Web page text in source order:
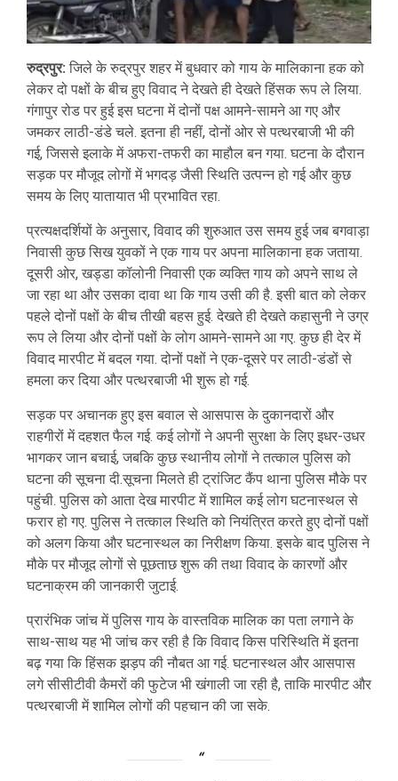
रुद्रपुर: जिले के रुद्रपुर शहर में बुधवार को गाय के मालिकाना हक को
लेकर दो पक्षों के बीच हुए विवाद ने देखते ही देखते हिंसक रूप ले लिया.
गंगापुर रोड पर हुई इस घटना में दोनों पक्ष आमने-सामने आ गए और
जमकर लाठी-डंडे चले. इतना ही नहीं, दोनों ओर से पत्थरबाजी भी की
गई, जिससे इलाके में अफरा-तफरी का माहौल बन गया. घटना के दौरान
सड़क पर मौजूद लोगों में भगदड़ जैसी स्थिति उत्पन्न हो गई और कुछ
समय के लिए यातायात भी प्रभावित रहा.
प्रत्यक्षदर्शियों के अनुसार, विवाद की शुरुआत उस समय हुई जब बगवाड़ा
निवासी कुछ सिख युवकों ने एक गाय पर अपना मालिकाना हक जताया.
दूसरी ओर, खड्डा कॉलोनी निवासी एक व्यक्ति गाय को अपने साथ ले
जा रहा था और उसका दावा था कि गाय उसी की है. इसी बात को लेकर
पहले दोनों पक्षों के बीच तीखी बहस हुई. देखते ही देखते कहासुनी ने उग्र
रूप ले लिया और दोनों पक्षों के लोग आमने-सामने आ गए. कुछ ही देर में
विवाद मारपीट में बदल गया. दोनों पक्षों ने एक-दूसरे पर लाठी-डंडों से
हमला कर दिया और पत्थरबाजी भी शुरू हो गई.
सड़क पर अचानक हुए इस बवाल से आसपास के दुकानदारों और
राहगीरों में दहशत फैल गई. कई लोगों ने अपनी सुरक्षा के लिए इधर-उधर
भागकर जान बचाई, जबकि कुछ स्थानीय लोगों ने तत्काल पुलिस को
घटना की सूचना दी.सूचना मिलते ही ट्रांजिट कैंप थाना पुलिस मौके पर
पहुंची. पुलिस को आता देख मारपीट में शामिल कई लोग घटनास्थल से
फरार हो गए. पुलिस ने तत्काल स्थिति को नियंत्रित करते हुए दोनों पक्षों
को अलग किया और घटनास्थल का निरीक्षण किया. इसके बाद पुलिस ने
मौके पर मौजूद लोगों से पूछताछ शुरू की तथा विवाद के कारणों और
घटनाक्रम की जानकारी जुटाई.
प्रारंभिक जांच में पुलिस गाय के वास्तविक मालिक का पता लगाने के
साथ-साथ यह भी जांच कर रही है कि विवाद किस परिस्थिति में इतना
बढ़ गया कि हिंसक झड़प की नौबत आ गई. घटनास्थल और आसपास
लगे सीसीटीवी कैमरों की फुटेज भी खंगाली जा रही है, ताकि मारपीट और
पत्थरबाजी में शामिल लोगों की पहचान की जा सके.